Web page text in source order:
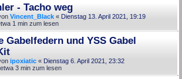
- Tacho weg
Vincent_Black « Dienstag 13. April 2021, 19:19
1 min zum lesen
Gabelfedern und YSS Gabel
ipoxiatic « Dienstag 6. April 2021, 23:32
3 min zum lesen